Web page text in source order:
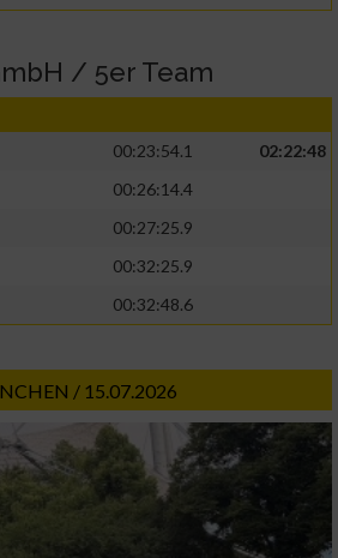
/ 5er Team
00:23:54.1
02:22:48
00:26:14.4
00:27:25.9
00:32:25.9
00:32:48.6
/ 15.07.2026